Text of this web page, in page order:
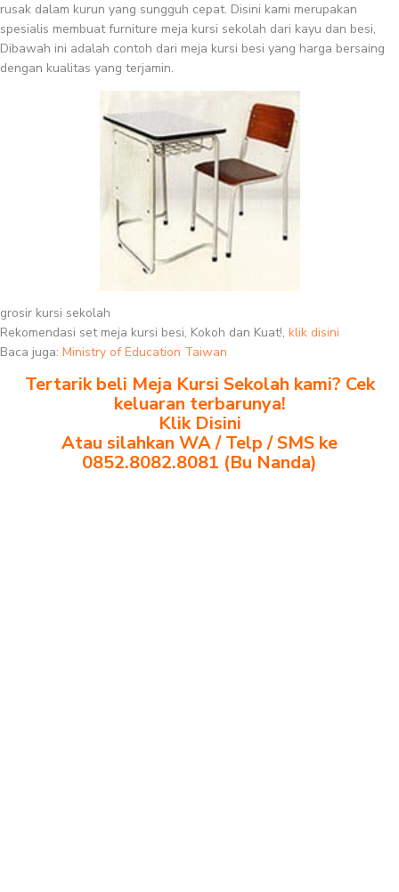
rusak dalam kurun yang sungguh cepat. Disini kami merupakan
spesialis membuat furniture meja kursi sekolah dari kayu dan besi,
Dibawah ini adalah contoh dari meja kursi besi yang harga bersaing
dengan kualitas yang terjamin.
grosir kursi sekolah
Rekomendasi set meja kursi besi, Kokoh dan Kuat!, klik disini
Baca juga: Ministry of Education Taiwan
Tertarik beli Meja Kursi Sekolah kami? Cek
keluaran terbarunya!
Klik Disini
Atau silahkan WA / Telp / SMS ke
0852.8082.8081 (Bu Nanda)